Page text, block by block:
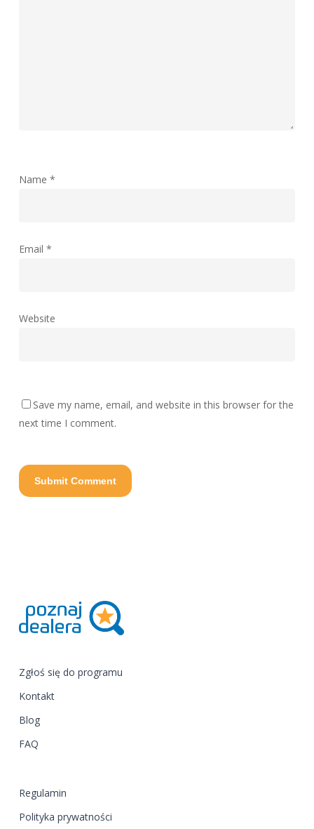
Name *
Email *
Website
Save my name, email, and website in this browser for the
next time I comment.
Zgłoś się do programu
Kontakt
Blog
FAQ
Regulamin
Polityka prywatności